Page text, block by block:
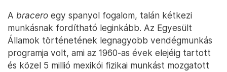
A bracero egy spanyol fogalom, talán kétkezi
munkásnak fordítható leginkább. Az Egyesült
Államok történetének legnagyobb vendégmunkás
programja volt, ami az 1960-as évek elejéig tartott
és közel 5 millió mexikói fizikai munkást mozgatott